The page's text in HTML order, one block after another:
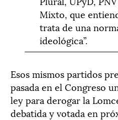
Mixto, que
trata de una
ideológica”.
Esos mismos partidos
pasada en el Congreso
ley para derogar la
debatida y votada en